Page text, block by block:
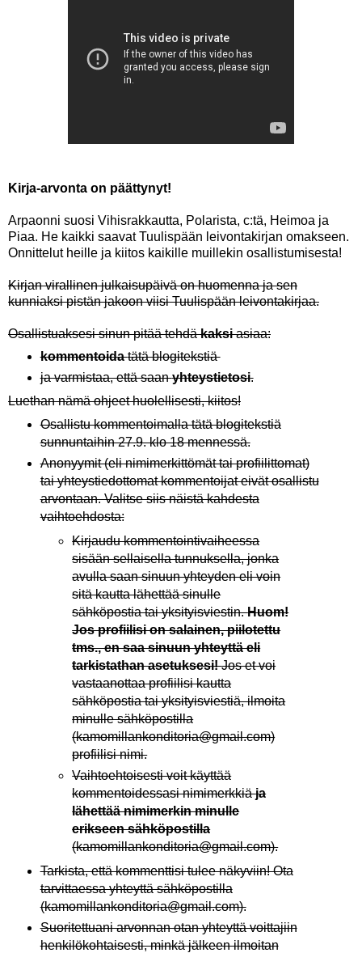
Kirja-arvonta on päättynyt!
Arpaonni suosi Vihisrakkautta, Polarista, c:tä, Heimoa ja
Piaa. He kaikki saavat Tuulispään leivontakirjan omakseen.
Onnittelut heille ja kiitos kaikille muillekin osallistumisesta!
Kirjan virallinen julkaisupäivä on huomenna ja sen
kunniaksi pistän jakoon viisi Tuulispään leivontakirjaa.
Osallistuaksesi sinun pitää tehdäkaksiasiaa:
kommentoidatätä blogitekstiä
ja varmistaa, että saanyhteystietosi.
Luethan nämä ohjeet huolellisesti, kiitos!
Osallistu kommentoimalla tätä blogitekstiä
sunnuntaihin 27.9. klo 18 mennessä.
Anonyymit (eli nimimerkittömät tai profiilittomat)
tai yhteystiedottomat kommentoijat eivät osallistu
arvontaan. Valitse siis näistä kahdesta
vaihtoehdosta:
Kirjaudu kommentointivaiheessa
sisään sellaisella tunnuksella, jonka
avulla saan sinuun yhteyden eli voin
sitä kautta lähettää sinulle
sähköpostia tai yksityisviestin.Huom!
Jos profiilisi on salainen, piilotettu
tms., en saa sinuun yhteyttä eli
tarkistathan asetuksesi!Jos et voi
vastaanottaa profiilisi kautta
sähköpostia tai yksityisviestiä, ilmoita
minulle sähköpostilla
(kamomillankonditoria@gmail.com)
profiilisi nimi.
Vaihtoehtoisesti voit käyttää
kommentoidessasi nimimerkkiäja
lähettää nimimerkin minulle
erikseen sähköpostilla
(kamomillankonditoria@gmail.com).
Tarkista, että kommenttisi tulee näkyviin! Ota
tarvittaessa yhteyttä sähköpostilla
(kamomillankonditoria@gmail.com).
Suoritettuani arvonnan otan yhteyttä voittajiin
henkilökohtaisesti, minkä jälkeen ilmoitan